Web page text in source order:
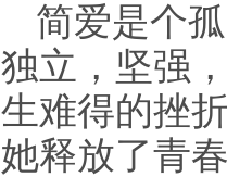
简爱是个
独立，坚强
生难得的挫
她释放了青